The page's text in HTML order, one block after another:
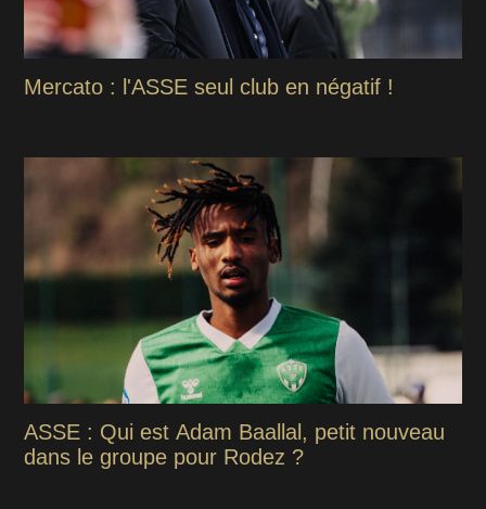
Mercato : l'ASSE seul club en négatif !
ASSE : Qui est Adam Baallal, petit nouveau
dans le groupe pour Rodez ?